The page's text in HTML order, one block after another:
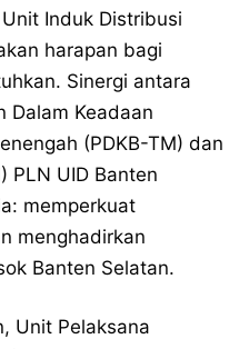
Induk Distribusi
harapan bagi
Sinergi antara
Dalam Keadaan
(PDKB-TM) dan
PLN UID Banten
memperkuat
menghadirkan
Banten Selatan.
Unit Pelaksana